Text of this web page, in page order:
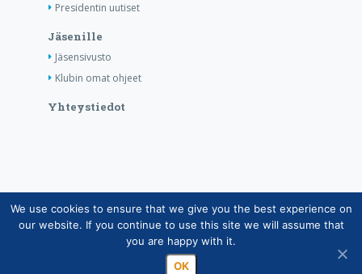
Presidentin uutiset
Jäsenille
Jäsensivusto
Klubin omat ohjeet
Yhteystiedot
Copyright © Suomen Rotarypalvelu ry 2026 |
Jäsentietojärjestelmän tietosuojaseloste|Henkilötietojen
käsittely Rotarytoiminnassa
We use cookies to ensure that we give you the best experience on
our website. If you continue to use this site we will assume that
you are happy with it.
OK